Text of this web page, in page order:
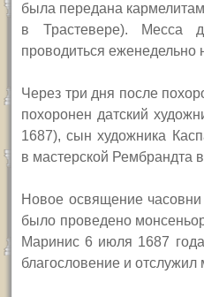
была передана
в Трастевере). Месса
проводиться еженедельно
Через три дня после
похоронен датский
1687), сын художника
в мастерской Рембрандта
Новое освящение
было проведено
Маринис 6 июля 1687
благословение и отслужил